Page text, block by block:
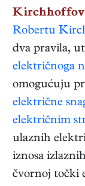
Robertu
dva pravila,
električnoga
omogućuju
električne
električnim
ulaznih
iznosa
čvornoj točki